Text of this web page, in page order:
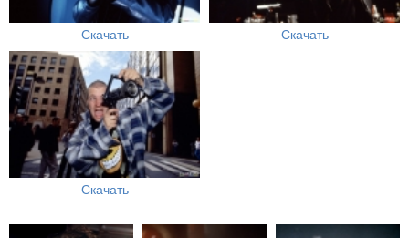
Скачать Скачать
Скачать